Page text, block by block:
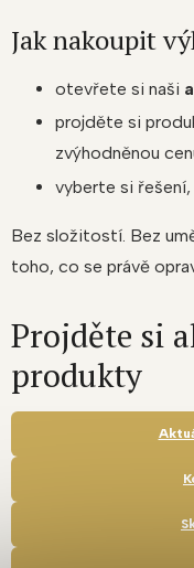
Jak nakoupit
otevřete si naši
projděte si
zvýhodněnou
vyberte si
Bez složitostí. Bez
toho, co se právě
Projděte si
produkty